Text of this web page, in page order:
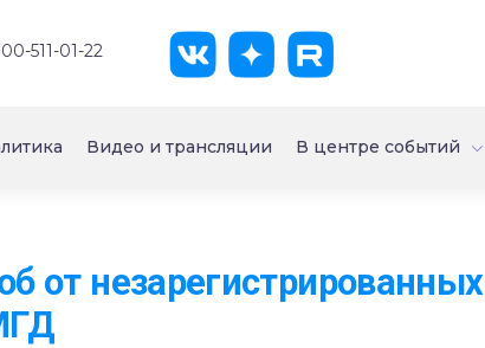
511-01-22
Видео и трансляции В центре событий
от незарегистрированных